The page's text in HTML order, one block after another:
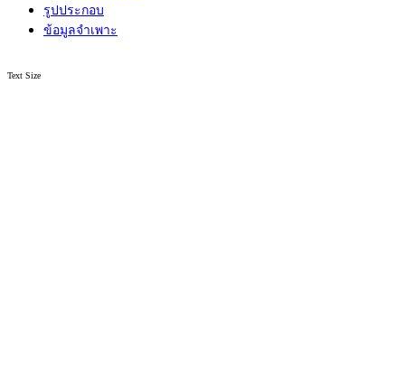
รูปประกอบ
ข้อมูลจำเพาะ
Text Size